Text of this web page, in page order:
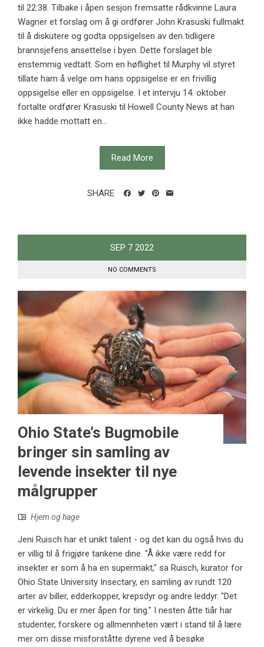
til 22:38. Tilbake i åpen sesjon fremsatte rådkvinne Laura
Wagner et forslag om å gi ordfører John Krasuski fullmakt
til å diskutere og godta oppsigelsen av den tidligere
brannsjefens ansettelse i byen. Dette forslaget ble
enstemmig vedtatt. Som en høflighet til Murphy vil styret
tillate ham å velge om hans oppsigelse er en frivillig
oppsigelse eller en oppsigelse. I et intervju 14. oktober
fortalte ordfører Krasuski til Howell County News at han
ikke hadde mottatt en...
Read More
SHARE
SEP 7 2022
NO COMMENTS
Ohio State’s Bugmobile
bringer sin samling av
levende insekter til nye
målgrupper
Hjem og hage
Jeni Ruisch har et unikt talent - og det kan du også hvis du
er villig til å frigjøre tankene dine. "Å ikke være redd for
insekter er som å ha en supermakt," sa Ruisch, kurator for
Ohio State University Insectary, en samling av rundt 120
arter av biller, edderkopper, krepsdyr og andre leddyr. "Det
er virkelig. Du er mer åpen for ting." I nesten åtte tiår har
studenter, forskere og allmennheten vært i stand til å lære
mer om disse misforståtte dyrene ved å besøke